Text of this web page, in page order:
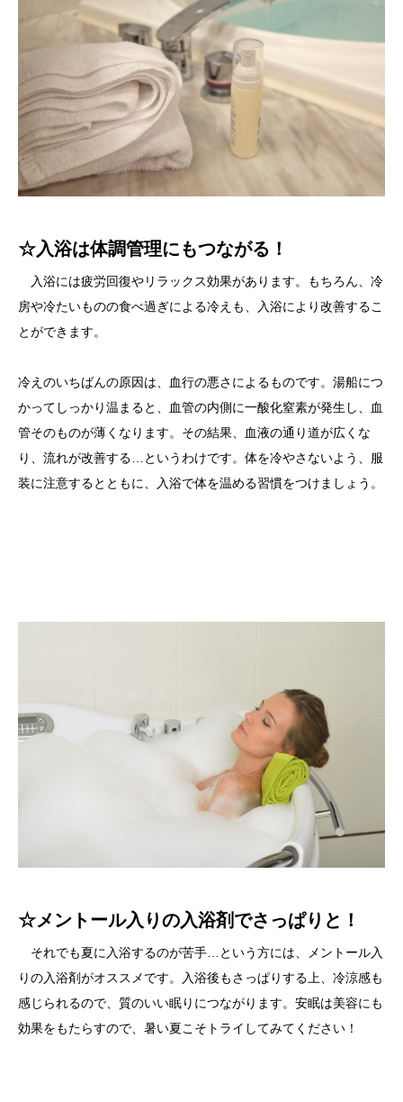
☆入浴は体調管理にもつながる！
入浴には疲労回復やリラックス効果があります。もちろん、冷
房や冷たいものの食べ過ぎによる冷えも、入浴により改善するこ
とができます。
冷えのいちばんの原因は、血行の悪さによるものです。湯船につ
かってしっかり温まると、血管の内側に一酸化窒素が発生し、血
管そのものが薄くなります。その結果、血液の通り道が広くな
り、流れが改善する…というわけです。体を冷やさないよう、服
装に注意するとともに、入浴で体を温める習慣をつけましょう。
☆メントール入りの入浴剤でさっぱりと！
それでも夏に入浴するのが苦手…という方には、メントール入
りの入浴剤がオススメです。入浴後もさっぱりする上、冷涼感も
感じられるので、質のいい眠りにつながります。安眠は美容にも
効果をもたらすので、暑い夏こそトライしてみてください！